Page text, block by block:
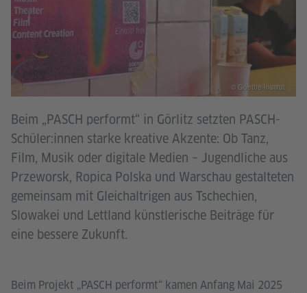
Beim „PASCH performt“ in Görlitz setzten PASCH-
Schüler:innen starke kreative Akzente: Ob Tanz,
Film, Musik oder digitale Medien – Jugendliche aus
Przeworsk, Ropica Polska und Warschau gestalteten
gemeinsam mit Gleichaltrigen aus Tschechien,
Slowakei und Lettland künstlerische Beiträge für
eine bessere Zukunft.
© Goethe-Institut
Beim Projekt „PASCH performt“ kamen Anfang Mai 2025